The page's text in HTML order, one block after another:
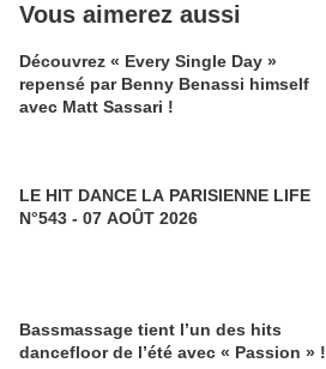
Vous aimerez aussi
Découvrez « Every Single Day »
repensé par Benny Benassi himself
avec Matt Sassari !
LE HIT DANCE LA PARISIENNE LIFE
N°543 - 07 AOÛT 2026
Bassmassage tient l’un des hits
dancefloor de l’été avec « Passion » !